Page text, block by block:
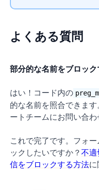
よくある質問
部分的な名前をブロック
はい！コード内の
的な名前を照合できま
ートチームにお問い合わ
これで完了です。フォ
ックしたいですか？ 不適
信をブロックする方法に